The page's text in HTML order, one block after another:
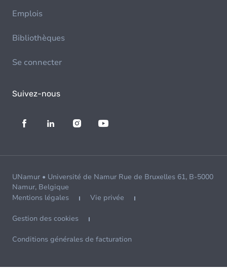
Emplois
Bibliothèques
Se connecter
Suivez-nous
UNamur • Université de Namur Rue de Bruxelles 61, B-5000
Namur, Belgique
Mentions légales
Vie privée
Gestion des cookies
Conditions générales de facturation